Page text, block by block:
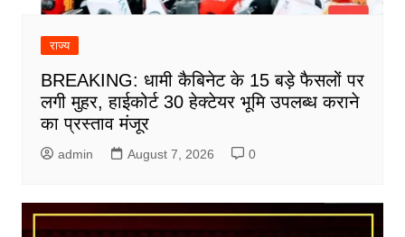
राज्य
BREAKING: धामी कैबिनेट के 15 बड़े फैसलों पर
लगी मुहर, हाईकोर्ट 30 हेक्टेयर भूमि उपलब्ध कराने
का प्रस्ताव मंजूर
admin August 7, 2026 0